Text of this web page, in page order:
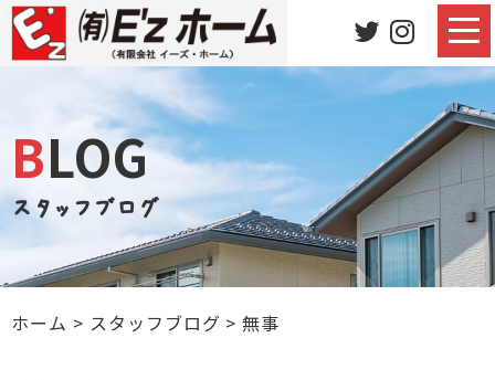
BLOG
スタッフブログ
ホーム > スタッフブログ >無事